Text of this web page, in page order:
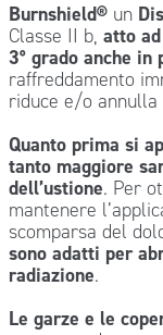
Burnshield®un
Classe II b, atto
3° grado anche in
raffreddamento
riduce e/o annulla
Quanto prima si
tanto maggiore
dell’ustione. Per
mantenere
scomparsa del
sono adatti per
radiazione.
Le garze e le